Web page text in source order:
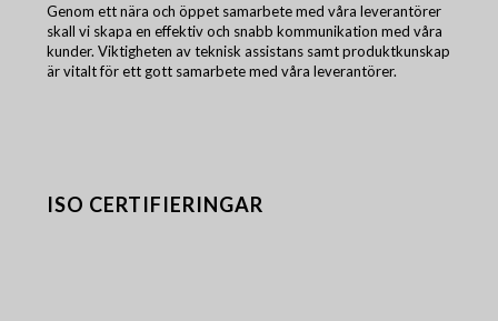
Genom ett nära och öppet samarbete med våra leverantörer
skall vi skapa en effektiv och snabb kommunikation med våra
kunder. Viktigheten av teknisk assistans samt produktkunskap
är vitalt för ett gott samarbete med våra leverantörer.
ISO CERTIFIERINGAR